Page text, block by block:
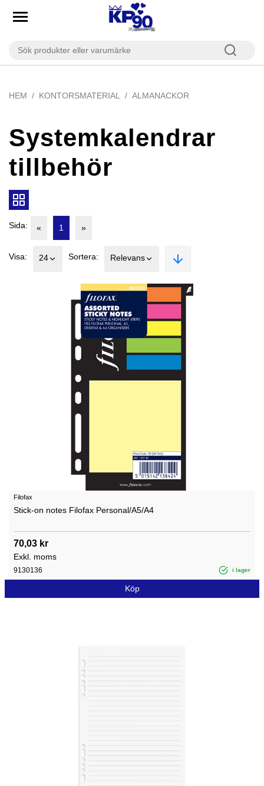
HEM KONTORSMATERIAL ALMANACKOR
Systemkalendrar
tillbehör
Sida: « 1 »
Visa: 24 Sortera: Relevans
Filofax
Stick-on notes Filofax Personal/A5/A4
70,03 kr
Exkl. moms
9130136 i lager
Köp